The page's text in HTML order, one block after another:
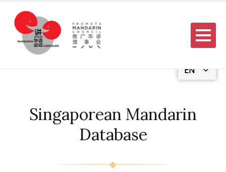
EN
Menu
Singaporean Mandarin
Database